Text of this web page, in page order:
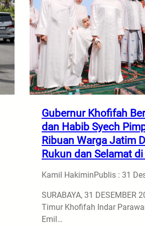
Gubernur Khofifah
dan Habib Syech
Ribuan Warga Jatim
Rukun dan Selamat
Kamil HakiminPublis : 31
SURABAYA, 31 DESEMBER
Timur Khofifah Indar
Emil…